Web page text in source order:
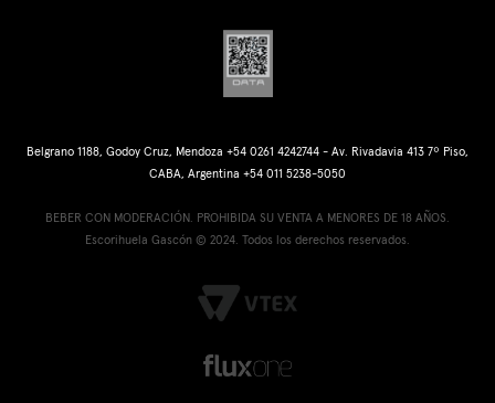
Belgrano 1188, Godoy Cruz, Mendoza +54 0261 4242744 - Av. Rivadavia 413 7º Piso,
CABA, Argentina +54 011 5238-5050
BEBER CON MODERACIÓN. PROHIBIDA SU VENTA A MENORES DE 18 AÑOS.
Escorihuela Gascón © 2024. Todos los derechos reservados.